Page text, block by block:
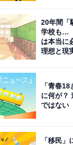
20年間「
学校も…
は本当に
理想と現
「青春
に何が？
ではない
「移民